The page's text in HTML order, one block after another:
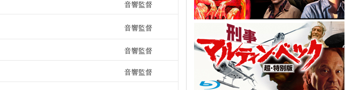
音響監督
音響監督
音響監督
音響監督